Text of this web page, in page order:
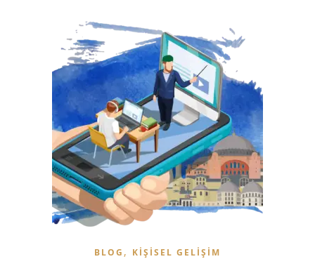
BLOG , KIŞISEL GELIŞIM